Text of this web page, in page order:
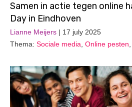
Samen in actie tegen online
Day in Eindhoven
Lianne Meijers | 17 july 2025
Thema: Sociale media Online pesten